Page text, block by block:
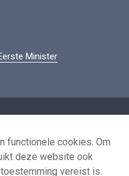
Minister
hergebruik
ons
functionele cookies. Om
deze website ook
vereist is.